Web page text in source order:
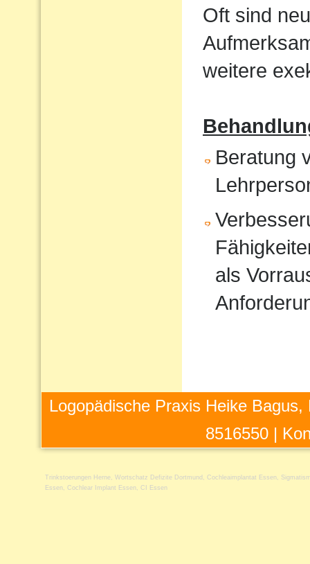
Oft sind
weitere
Beratung
als
Logopädische Praxis Heike
8516550 |
Trinkstoerungen Herne , Wortschatz Defizite Dortmund , Cochleaimplantat Essen ,
Essen , Cochlear Implant Essen , CI Essen